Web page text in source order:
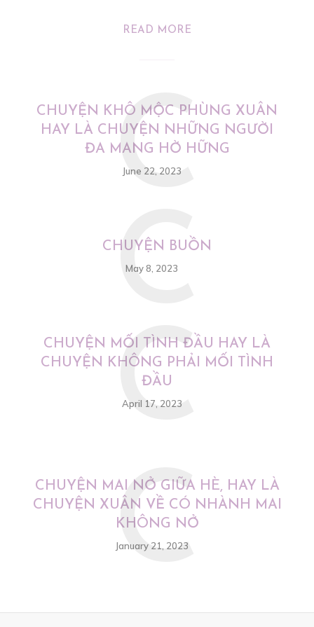
READ MORE
CHUYỆN KHÔ MỘC PHÙNG XUÂN
HAY LÀ CHUYỆN NHỮNG NGƯỜI
ĐA MANG HỜ HỮNG
June 22, 2023
C
CHUYỆN BUỒN
May 8, 2023
C
CHUYỆN MỐI TÌNH ĐẦU HAY LÀ
CHUYỆN KHÔNG PHẢI MỐI TÌNH
ĐẦU
April 17, 2023
C
CHUYỆN MAI NỞ GIỮA HÈ, HAY LÀ
CHUYỆN XUÂN VỀ CÓ NHÀNH MAI
KHÔNG NỞ
January 21, 2023
C